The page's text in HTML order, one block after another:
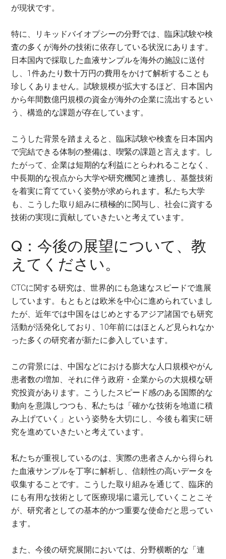
が現状です。
特に、リキッドバイオプシーの分野では、臨床試験や検
査の多くが海外の技術に依存している状況にあります。
日本国内で採取した血液サンプルを海外の施設に送付
し、1件あたり数十万円の費用をかけて解析することも
珍しくありません。試験規模が拡大するほど、日本国内
から年間数億円規模の資金が海外の企業に流出するとい
う、構造的な課題が存在しています。
こうした背景を踏まえると、臨床試験や検査を日本国内
で完結できる体制の整備は、喫緊の課題と言えます。し
たがって、企業は短期的な利益にとらわれることなく、
中長期的な視点から大学や研究機関と連携し、基盤技術
を着実に育てていく姿勢が求められます。私たち大学
も、こうした取り組みに積極的に関与し、社会に資する
技術の実現に貢献していきたいと考えています。
Q：今後の展望について、教
えてください。
CTCに関する研究は、世界的にも急速なスピードで進展
しています。もともとは欧米を中心に進められていまし
たが、近年では中国をはじめとするアジア諸国でも研究
活動が活発化しており、10年前にはほとんど見られなか
った多くの研究者が新たに参入しています。
この背景には、中国などにおける膨大な人口規模やがん
患者数の増加、それに伴う政府・企業からの大規模な研
究投資があります。こうしたスピード感のある国際的な
動向を意識しつつも、私たちは「確かな技術を地道に積
み上げていく」という姿勢を大切にし、今後も着実に研
究を進めていきたいと考えています。
私たちが重視しているのは、実際の患者さんから得られ
た血液サンプルを丁寧に解析し、信頼性の高いデータを
収集することです。こうした取り組みを通じて、臨床的
にも有用な技術として医療現場に還元していくことこそ
が、研究者としての基本的かつ重要な使命だと思ってい
ます。
また、今後の研究展開においては、分野横断的な「連